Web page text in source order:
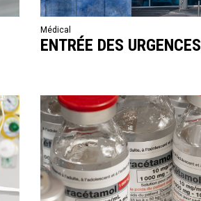
Médical
ENTRÉE DES URGENCES